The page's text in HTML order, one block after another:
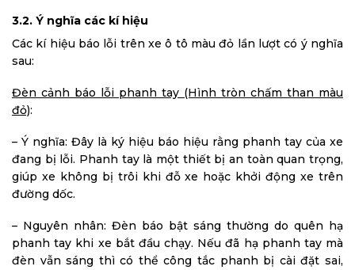
3.2. Ý nghĩa các kí hiệu
Các kí hiệu báo lỗi trên xe ô tô màu đỏ lần lượt có ý nghĩa
sau:
Đèn cảnh báo lỗi phanh tay (Hình tròn chấm than màu
đỏ):
– Ý nghĩa: Đây là ký hiệu báo hiệu rằng phanh tay của xe
đang bị lỗi. Phanh tay là một thiết bị an toàn quan trọng,
giúp xe không bị trôi khi đỗ xe hoặc khởi động xe trên
đường dốc.
– Nguyên nhân: Đèn báo bật sáng thường do quên hạ
phanh tay khi xe bắt đầu chạy. Nếu đã hạ phanh tay mà
đèn vẫn sáng thì có thể công tắc phanh bị cài đặt sai,